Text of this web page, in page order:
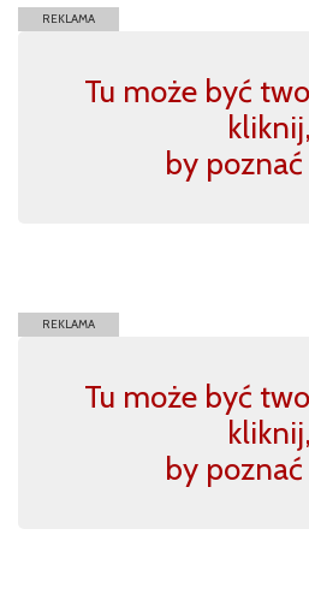
REKLAMA
Tu może być
kliknij,
by
REKLAMA
Tu może być
kliknij,
by